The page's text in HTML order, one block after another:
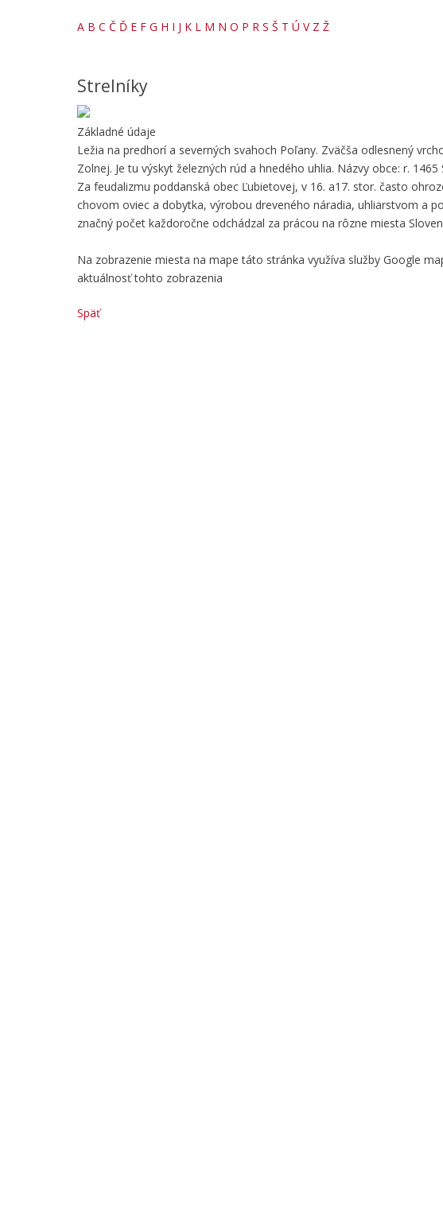
A B C Č Ď E F G H I J K L M N O P R S Š T Ú V Z Ž
Strelníky
Základné údaje
Ležia na predhorí a severných svahoch Poľany. Zväčša odlesnený
Zolnej. Je tu výskyt železných rúd a hnedého uhlia. Názvy obce: r.
Za feudalizmu poddanská obec Ľubietovej, v 16. a17. stor. často
chovom oviec a dobytka, výrobou dreveného náradia, uhliarstvom a
značný počet každoročne odchádzal za prácou na rôzne miesta
Na zobrazenie miesta na mape táto stránka využíva služby Google
aktuálnosť tohto zobrazenia
Späť